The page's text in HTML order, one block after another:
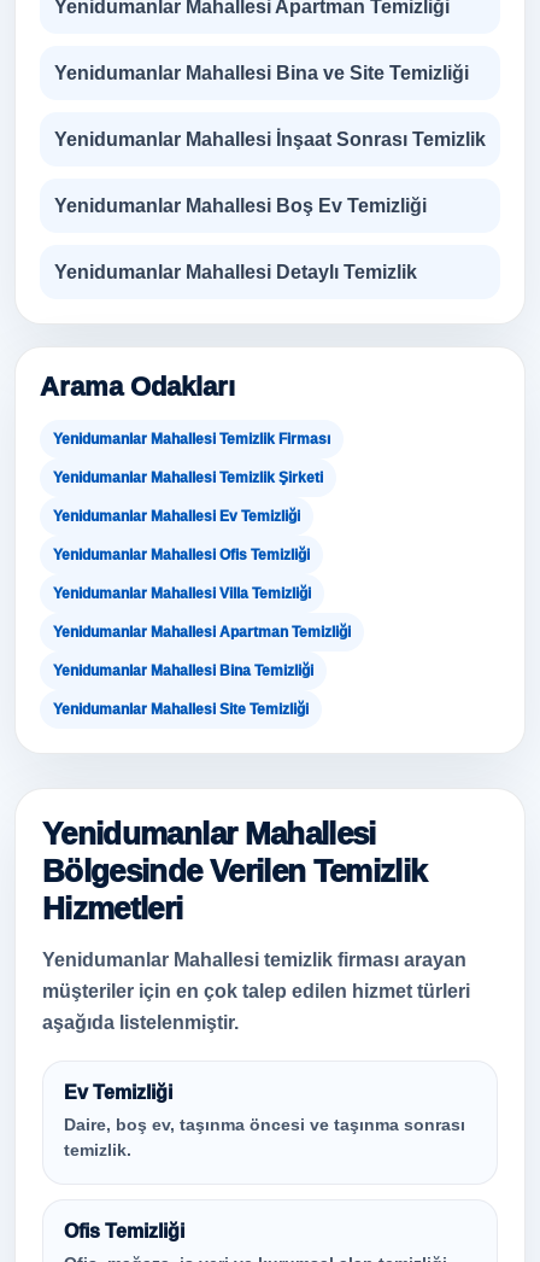
Yenidumanlar Mahallesi Apartman Temizliği
Yenidumanlar Mahallesi Bina ve Site Temizliği
Yenidumanlar Mahallesi İnşaat Sonrası Temizlik
Yenidumanlar Mahallesi Boş Ev Temizliği
Yenidumanlar Mahallesi Detaylı Temizlik
Arama Odakları
Yenidumanlar Mahallesi Temizlik Firması
Yenidumanlar Mahallesi Temizlik Şirketi
Yenidumanlar Mahallesi Ev Temizliği
Yenidumanlar Mahallesi Ofis Temizliği
Yenidumanlar Mahallesi Villa Temizliği
Yenidumanlar Mahallesi Apartman Temizliği
Yenidumanlar Mahallesi Bina Temizliği
Yenidumanlar Mahallesi Site Temizliği
Yenidumanlar Mahallesi
Bölgesinde Verilen Temizlik
Hizmetleri
Yenidumanlar Mahallesi temizlik firması arayan
müşteriler için en çok talep edilen hizmet türleri
aşağıda listelenmiştir.
Ev Temizliği
Daire, boş ev, taşınma öncesi ve taşınma sonrası
temizlik.
Ofis Temizliği